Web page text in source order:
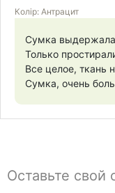
Колір: Антрацит
Сумка выдержала
Только
Все целое, ткань
Сумка, очень
Оставьте свой